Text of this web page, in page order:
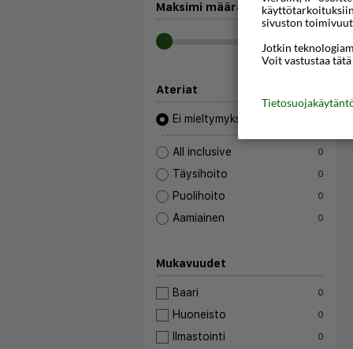
Maksimi määrä työpäiviä:—
Ateriat
Ei mieltymyksiä
All inclusive 0
Täysihoito 0
Puolihoito 0
Aamiainen 0
Mukavuudet
Baari 0
Huoneisto 0
Ilmastointi 0
sivuston
Jotkin
Voit vastustaa